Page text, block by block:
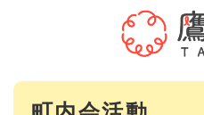
メニューを
本